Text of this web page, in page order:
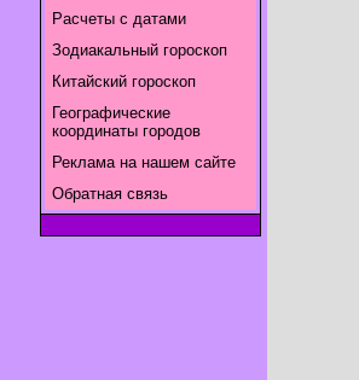
Расчеты с датами
Зодиакальный гороскоп
Китайский гороскоп
Географические
координаты городов
Реклама на нашем сайте
Обратная связь